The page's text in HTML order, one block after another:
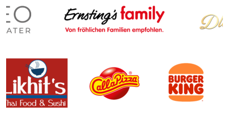
Unsere Gastronomie